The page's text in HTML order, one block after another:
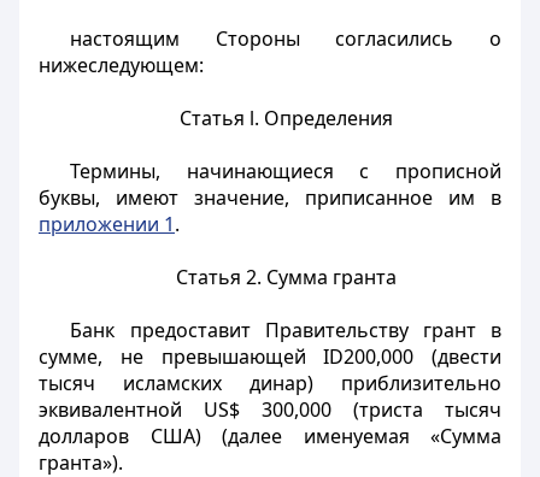
настоящим Стороны согласились о
нижеследующем:
Статья l. Определения
Термины, начинающиеся с прописной
буквы, имеют значение, приписанное им в
приложении 1.
Статья 2. Сумма гранта
Банк предоставит Правительству грант в
сумме, не превышающей ID200,000 (двести
тысяч исламских динар) приблизительно
эквивалентной US$ 300,000 (триста тысяч
долларов США) (далее именуемая «Сумма
гранта»).